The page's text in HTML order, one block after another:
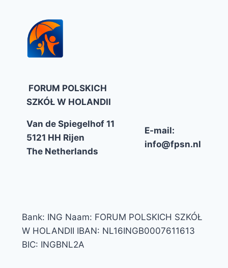
FORUM POLSKICH
SZKÓŁ W HOLANDII
Van de Spiegelhof 11
5121 HH Rijen
The Netherlands
E-mail:
info@fpsn.nl
Bank: ING Naam: FORUM POLSKICH SZKÓŁ
W HOLANDII IBAN: NL16INGB0007611613
BIC: INGBNL2A